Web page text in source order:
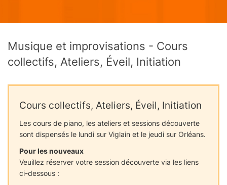
Musique et improvisations - Cours
collectifs, Ateliers, Éveil, Initiation
Cours collectifs, Ateliers, Éveil, Initiation
Les cours de piano, les ateliers et sessions découverte
sont dispensés le lundi sur Viglain et le jeudi sur Orléans.
Pour les nouveaux
Veuillez réserver votre session découverte via les liens
ci-dessous :